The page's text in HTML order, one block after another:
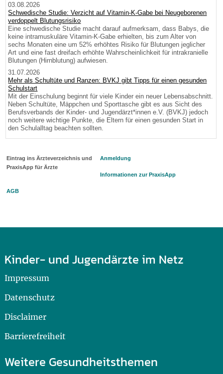
03.08.2026
Schwedische Studie: Verzicht auf Vitamin-K-Gabe bei Neugeborenen
verdoppelt Blutungsrisiko
Eine schwedische Studie macht darauf aufmerksam, dass Babys, die
keine intramuskuläre Vitamin-K-Gabe erhielten, bis zum Alter von
sechs Monaten eine um 52% erhöhtes Risiko für Blutungen jeglicher
Art und eine fast dreifach erhöhte Wahrscheinlichkeit für intrakranielle
Blutungen (Hirnblutung) aufwiesen.
31.07.2026
Mehr als Schultüte und Ranzen: BVKJ gibt Tipps für einen gesunden
Schulstart
Mit der Einschulung beginnt für viele Kinder ein neuer Lebensabschnitt.
Neben Schultüte, Mäppchen und Sporttasche gibt es aus Sicht des
Berufsverbands der Kinder- und Jugendärzt*innen e.V. (BVKJ) jedoch
noch weitere wichtige Punkte, die Eltern für einen gesunden Start in
den Schulalltag beachten sollten.
Eintrag ins Ärzteverzeichnis und
PraxisApp für Ärzte
Anmeldung
Informationen zur PraxisApp
AGB
Kinder- und Jugendärzte im Netz
Impressum
Datenschutz
Disclaimer
Barrierefreiheit
Weitere Gesundheitsthemen